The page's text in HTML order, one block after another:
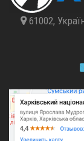
61002,